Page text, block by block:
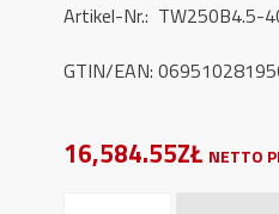
Artikel-Nr.: TW250B4.5-
GTIN/EAN:
16,584.55ZŁ NETTO